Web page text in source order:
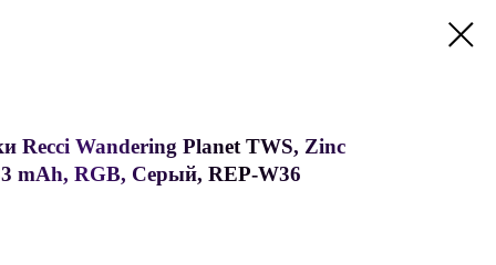
Recci Wandering Planet TWS, Zinc
mAh, RGB, Серый, REP-W36